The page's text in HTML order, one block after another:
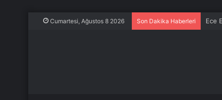
Cumartesi, Ağustos 8 2026 Son Dakika Haberleri Ece